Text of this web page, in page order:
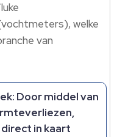
welke
van
Door middel van
in kaart